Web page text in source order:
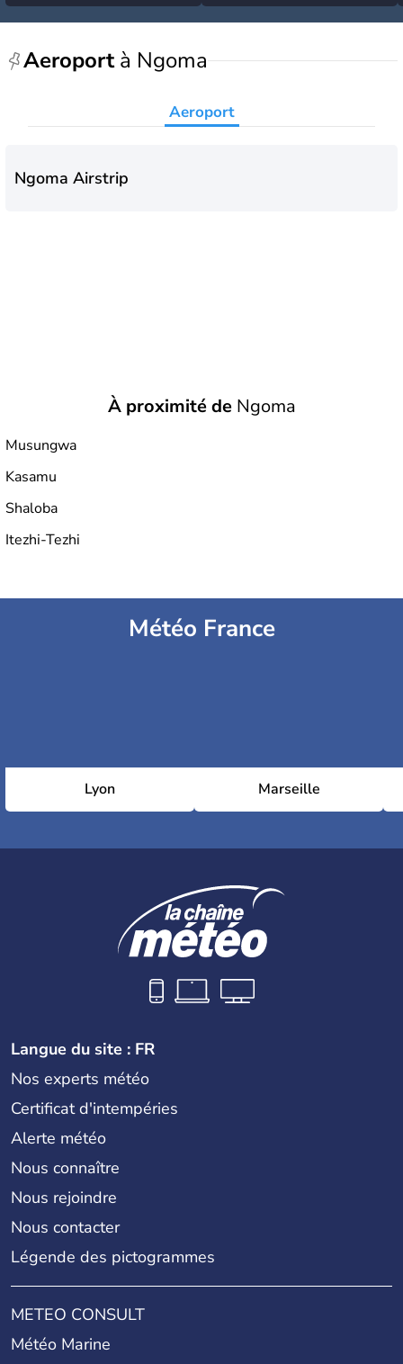
Aeroportà Ngoma
Aeroport
Ngoma Airstrip
À proximité deNgoma
Musungwa
Kasamu
Shaloba
Itezhi-Tezhi
Météo France
Lyon Marseille
Langue du site : FR
Nos experts météo
Certificat d'intempéries
Alerte météo
Nous connaître
Nous rejoindre
Nous contacter
Légende des pictogrammes
METEO CONSULT
Météo Marine